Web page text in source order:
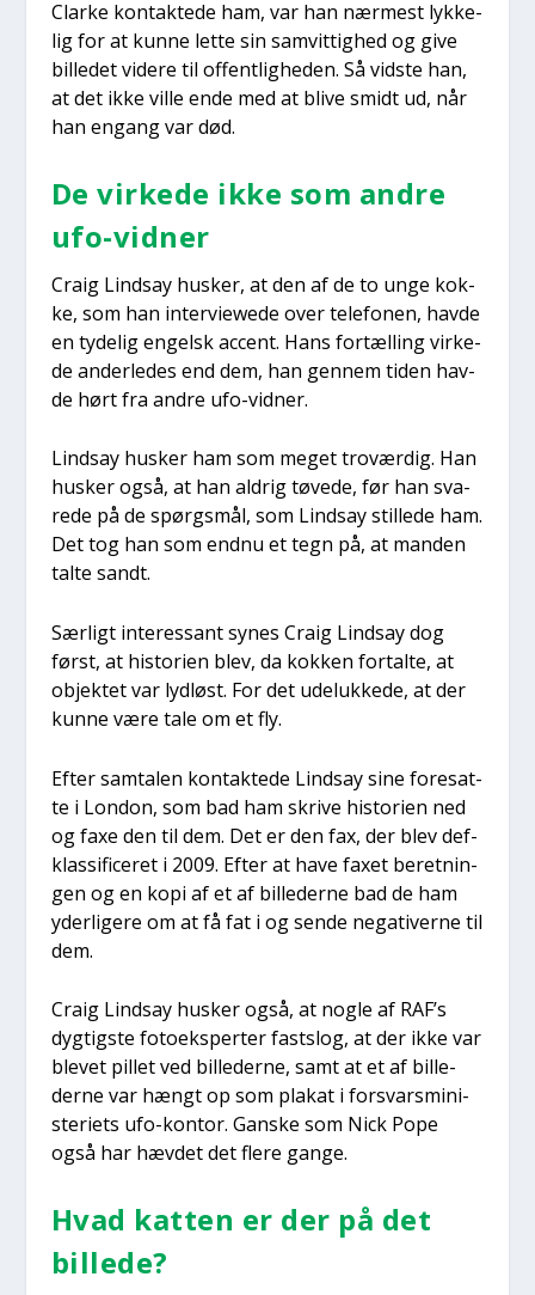
Clar­ke kon­tak­te­de ham, var han nær­mest lyk­ke­
lig for at kun­ne let­te sin samvit­tig­hed og give
bil­le­det vide­re til offent­lig­he­den. Så vid­ste han,
at det ikke vil­le ende med at bli­ve smidt ud, når
han engang var død.
De vir­ke­de ikke som andre
ufo-vid­ner
Craig Lindsay husker, at den af de to unge kok­
ke, som han inter­viewe­de over tele­fo­nen, hav­de
en tyde­lig engelsk accent. Hans for­tæl­ling vir­ke­
de ander­le­des end dem, han gen­nem tiden hav­
de hørt fra andre ufo-vid­ner.
Lindsay husker ham som meget tro­vær­dig. Han
husker også, at han aldrig tøve­de, før han sva­
re­de på de spørgs­mål, som Lindsay stil­le­de ham.
Det tog han som end­nu et tegn på, at man­den
tal­te sandt.
Sær­ligt inter­es­sant synes Craig Lindsay dog
først, at histo­ri­en blev, da kok­ken for­tal­te, at
objek­tet var lyd­løst. For det ude­luk­ke­de, at der
kun­ne være tale om et fly.
Efter sam­ta­len kon­tak­te­de Lindsay sine fore­sat­
te i Lon­don, som bad ham skri­ve histo­ri­en ned
og faxe den til dem. Det er den fax, der blev def­
klas­si­fi­ce­ret i 2009. Efter at have faxet beret­nin­
gen og en kopi af et af bil­le­der­ne bad de ham
yder­li­ge­re om at få fat i og sen­de nega­ti­ver­ne til
dem.
Craig Lindsay husker også, at nog­le af RAF’s
dyg­tig­ste foto­eks­per­ter fastslog, at der ikke var
ble­vet pil­let ved bil­le­der­ne, samt at et af bil­le­
der­ne var hængt op som pla­kat i for­svars­mi­ni­
ste­ri­ets ufo-kon­tor. Gan­ske som Nick Pope
også har hæv­det det fle­re gan­ge.
Hvad kat­ten er der på det
bil­le­de?